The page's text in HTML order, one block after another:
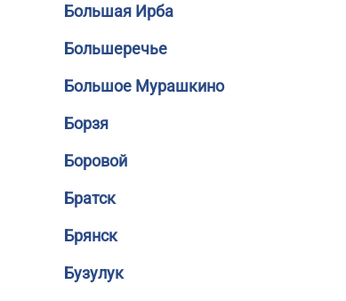
Большая Ирба
Большеречье
Большое Мурашкино
Борзя
Боровой
Братск
Брянск
Бузулук